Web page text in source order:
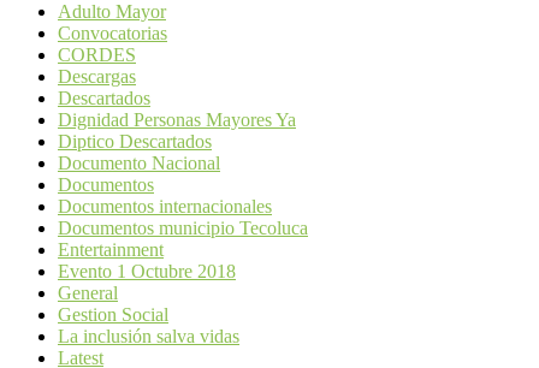
Adulto Mayor
Convocatorias
CORDES
Descargas
Descartados
Dignidad Personas Mayores Ya
Diptico Descartados
Documento Nacional
Documentos
Documentos internacionales
Documentos municipio Tecoluca
Entertainment
Evento 1 Octubre 2018
General
Gestion Social
La inclusión salva vidas
Latest